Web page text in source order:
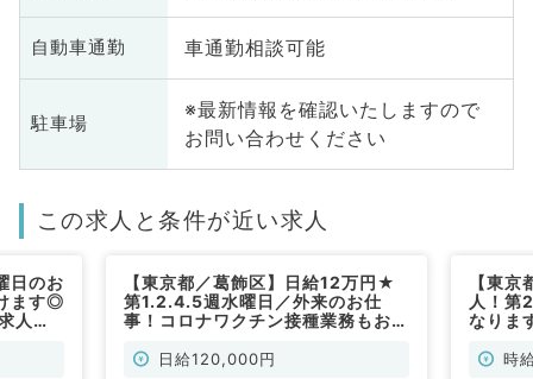
自動車通勤 車通勤相談可能
駐車場
※最新情報を確認いたしますので
お問い合わせください
この求人と条件が近い求人
日のお
ます◎
人！
【東京都／葛飾区】日給12万円★
第1.2.4.5週水曜日／外来のお仕
事！コロナワクチン接種業務もお任
／非常勤）
日給120,000円
【東
人！第
なりま
勤）時